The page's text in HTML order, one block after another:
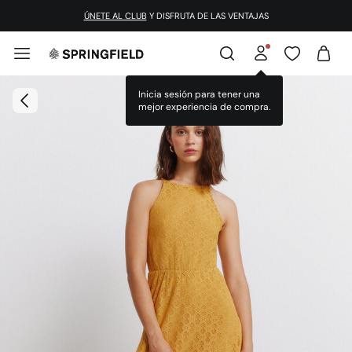
¡DESCARGA LA APP!